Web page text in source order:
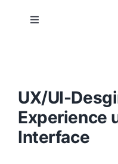
Toggle
Konzept
Design
UX/UI-
Experience
Interface